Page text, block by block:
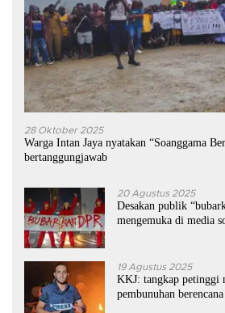
28 Oktober 2025
Warga Intan Jaya nyatakan “Soanggama
bertanggungjawab
20 Agustus 2025
Desakan publik
mengemuka di media
19 Agustus 2025
KKJ: tangkap petinggi
pembunuhan